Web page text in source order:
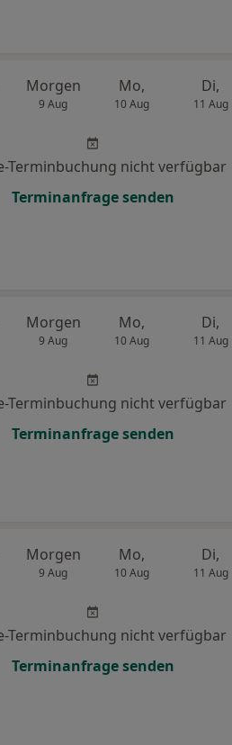
Morgen
9 Aug
Mo,
10 Aug
Di,
11 Aug
Terminbuchung nicht verfügbar
Terminanfrage senden
Morgen
9 Aug
Mo,
10 Aug
Di,
11 Aug
Terminbuchung nicht verfügbar
Terminanfrage senden
Morgen
9 Aug
Mo,
10 Aug
Di,
11 Aug
Terminbuchung nicht verfügbar
Terminanfrage senden